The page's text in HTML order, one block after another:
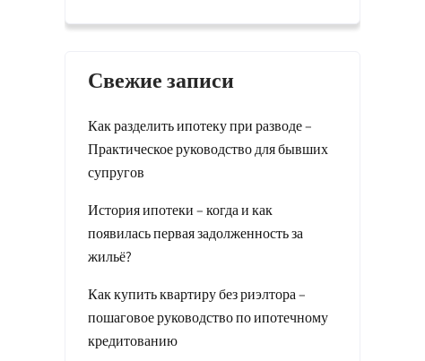
Свежие записи
Как разделить ипотеку при разводе –
Практическое руководство для бывших
супругов
История ипотеки – когда и как
появилась первая задолженность за
жильё?
Как купить квартиру без риэлтора –
пошаговое руководство по ипотечному
кредитованию